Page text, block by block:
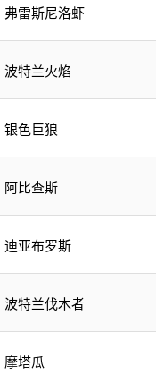
弗雷斯尼洛虾
波特兰火焰
银色巨狼
阿比查斯
迪亚布罗斯
波特兰伐木者
摩塔瓜